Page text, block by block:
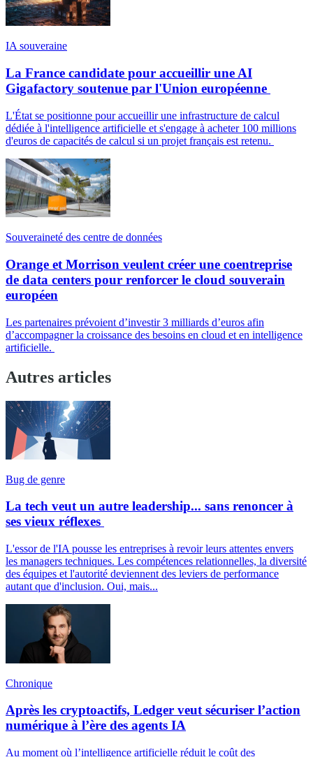
IA souveraine
La France candidate pour accueillir une AI
Gigafactory soutenue par l'Union européenne
L'État se positionne pour accueillir une infrastructure de calcul
dédiée à l'intelligence artificielle et s'engage à acheter 100 millions
d'euros de capacités de calcul si un projet français est retenu.
Souveraineté des centre de données
Orange et Morrison veulent créer une coentreprise
de data centers pour renforcer le cloud souverain
européen
Les partenaires prévoient d’investir 3 milliards d’euros afin
d’accompagner la croissance des besoins en cloud et en intelligence
artificielle.
Autres articles
Bug de genre
La tech veut un autre leadership... sans renoncer à
ses vieux réflexes
L'essor de l'IA pousse les entreprises à revoir leurs attentes envers
les managers techniques. Les compétences relationnelles, la diversité
des équipes et l'autorité deviennent des leviers de performance
autant que d'inclusion. Oui, mais...
Chronique
Après les cryptoactifs, Ledger veut sécuriser l’action
numérique à l’ère des agents IA
Au moment où l’intelligence artificielle réduit le coût des